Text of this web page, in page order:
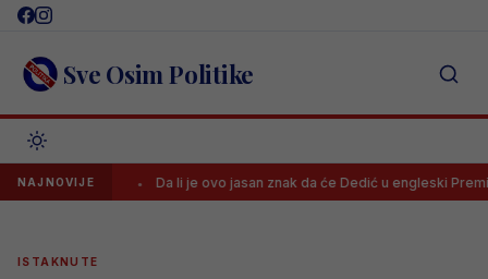
Skip
content Sve Osim Politike
NAJNOVIJE
klub Da li je ovo jasan znak da će Dedić u engleski
ISTAKNUTE